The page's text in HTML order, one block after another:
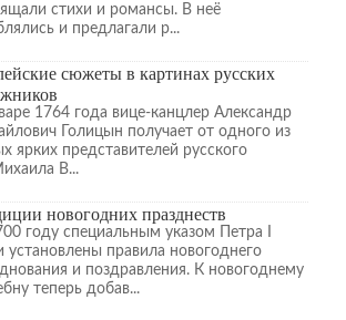
стихи и романсы. В неё
и предлагали р...
сюжеты в картинах русских
1764 года вице-канцлер Александр
Голицын получает от одного из
ярких представителей русского
В...
новогодних празднеств
году специальным указом Петра I
установлены правила новогоднего
и поздравления. К новогоднему
теперь добав...